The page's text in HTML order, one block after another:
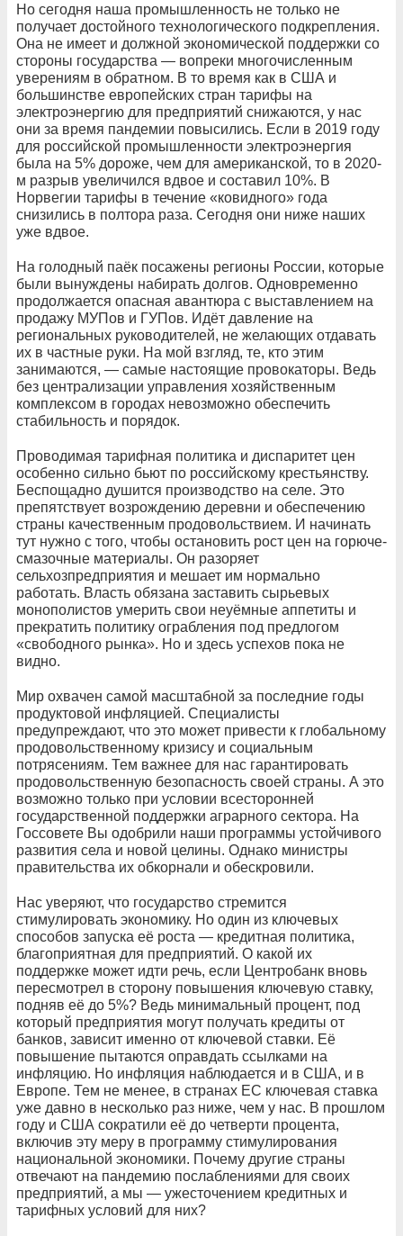
Но сегодня наша промышленность не только не
получает достойного технологического подкрепления.
Она не имеет и должной экономической поддержки со
стороны государства — вопреки многочисленным
уверениям в обратном. В то время как в США и
большинстве европейских стран тарифы на
электроэнергию для предприятий снижаются, у нас
они за время пандемии повысились. Если в 2019 году
для российской промышленности электроэнергия
была на 5% дороже, чем для американской, то в 2020-
м разрыв увеличился вдвое и составил 10%. В
Норвегии тарифы в течение «ковидного» года
снизились в полтора раза. Сегодня они ниже наших
уже вдвое.
На голодный паёк посажены регионы России, которые
были вынуждены набирать долгов. Одновременно
продолжается опасная авантюра с выставлением на
продажу МУПов и ГУПов. Идёт давление на
региональных руководителей, не желающих отдавать
их в частные руки. На мой взгляд, те, кто этим
занимаются, — самые настоящие провокаторы. Ведь
без централизации управления хозяйственным
комплексом в городах невозможно обеспечить
стабильность и порядок.
Проводимая тарифная политика и диспаритет цен
особенно сильно бьют по российскому крестьянству.
Беспощадно душится производство на селе. Это
препятствует возрождению деревни и обеспечению
страны качественным продовольствием. И начинать
тут нужно с того, чтобы остановить рост цен на горюче-
смазочные материалы. Он разоряет
сельхозпредприятия и мешает им нормально
работать. Власть обязана заставить сырьевых
монополистов умерить свои неуёмные аппетиты и
прекратить политику ограбления под предлогом
«свободного рынка». Но и здесь успехов пока не
видно.
Мир охвачен самой масштабной за последние годы
продуктовой инфляцией. Специалисты
предупреждают, что это может привести к глобальному
продовольственному кризису и социальным
потрясениям. Тем важнее для нас гарантировать
продовольственную безопасность своей страны. А это
возможно только при условии всесторонней
государственной поддержки аграрного сектора. На
Госсовете Вы одобрили наши программы устойчивого
развития села и новой целины. Однако министры
правительства их обкорнали и обескровили.
Нас уверяют, что государство стремится
стимулировать экономику. Но один из ключевых
способов запуска её роста — кредитная политика,
благоприятная для предприятий. О какой их
поддержке может идти речь, если Центробанк вновь
пересмотрел в сторону повышения ключевую ставку,
подняв её до 5%? Ведь минимальный процент, под
который предприятия могут получать кредиты от
банков, зависит именно от ключевой ставки. Её
повышение пытаются оправдать ссылками на
инфляцию. Но инфляция наблюдается и в США, и в
Европе. Тем не менее, в странах ЕС ключевая ставка
уже давно в несколько раз ниже, чем у нас. В прошлом
году и США сократили её до четверти процента,
включив эту меру в программу стимулирования
национальной экономики. Почему другие страны
отвечают на пандемию послаблениями для своих
предприятий, а мы — ужесточением кредитных и
тарифных условий для них?